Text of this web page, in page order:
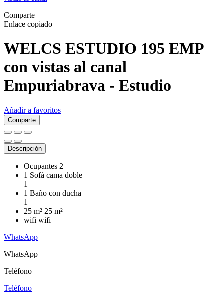
Comparte
Enlace copiado
WELCS ESTUDIO 195 EMP
con vistas al canal
Empuriabrava - Estudio
Añadir a favoritos
Comparte
Descripción
Ocupantes 2
1 Sofá cama doble
1
1 Baño con ducha
1
25 m² 25 m²
wifi wifi
WhatsApp
WhatsApp
Teléfono
Teléfono